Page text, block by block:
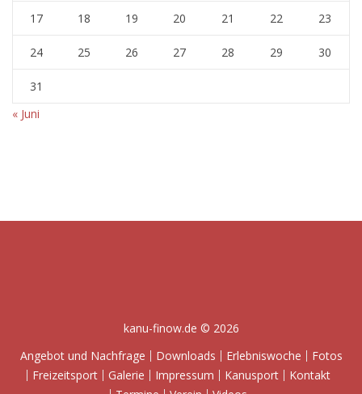
17 18 19 20 21 22 23
24 25 26 27 28 29 30
31
« Juni
kanu-finow.de © 2026
Angebot und Nachfrage
Downloads Erlebniswoche
Fotos
Freizeitsport
Galerie Impressum Kanusport
Kontakt